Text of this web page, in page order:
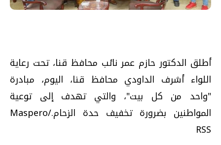
أطلق الدكتور حازم عمر نائب محافظ قنا، تحت رعاية
اللواء أشرف الداودي محافظ قنا، اليوم، مبادرة
"واحد من كل بيت"، والتي تهدف إلى توعية
المواطنين بضرورة تخفيف حدة الزحام./Maspero
RSS